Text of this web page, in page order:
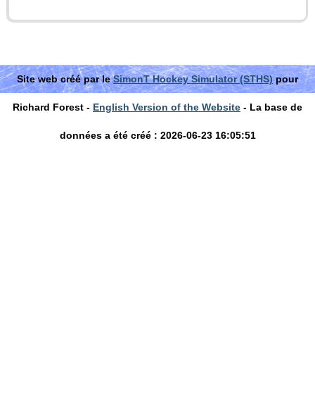
Site web créé par leSimonT Hockey Simulator (STHS)pour
Richard Forest - English Version of the Website - La base de
données a été créé : 2026-06-23 16:05:51